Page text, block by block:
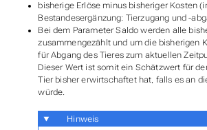
bisherige Erlöse minus bisheriger Kosten
Bestandesergänzung: Tierzugang und -
Bei dem Parameter Saldo werden alle
zusammengezählt und um die bisherigen
für Abgang des Tieres zum aktuellen
Dieser Wert ist somit ein Schätzwert für
Tier bisher erwirtschaftet hat, falls es an
würde.
Hinweis